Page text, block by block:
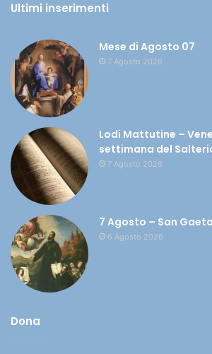
Ultimi inserimenti
Mese di Agosto 07
7 Agosto 2026
Lodi Mattutine –
settimana del
7 Agosto 2026
7 Agosto – San
6 Agosto 2026
Dona